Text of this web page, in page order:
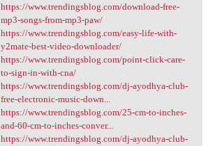
https://www.trendingsblog.com/download-free-
mp3-songs-from-mp3-paw/
https://www.trendingsblog.com/easy-life-with-
y2mate-best-video-downloader/
https://www.trendingsblog.com/point-click-care-
to-sign-in-with-cna/
https://www.trendingsblog.com/dj-ayodhya-club-
free-electronic-music-down...
https://www.trendingsblog.com/25-cm-to-inches-
and-60-cm-to-inches-conver...
https://www.trendingsblog.com/dj-ayodhya-club-